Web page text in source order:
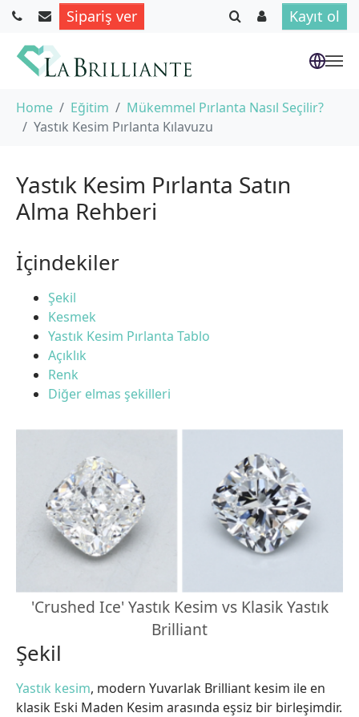
Sipariş ver Kayıt ol
Home Eğitim
Mükemmel Pırlanta Nasıl Seçilir?
Yastık Kesim Pırlanta Kılavuzu
Yastık Kesim Pırlanta Satın
Alma Rehberi
İçindekiler
Şekil
Kesmek
Yastık Kesim Pırlanta Tablo
Açıklık
Renk
Diğer elmas şekilleri
'Crushed Ice' Yastık Kesim vs Klasik Yastık
Brilliant
Şekil
Yastık kesim, modern Yuvarlak Brilliant kesim ile en
klasik Eski Maden Kesim arasında eşsiz bir birleşimdir.